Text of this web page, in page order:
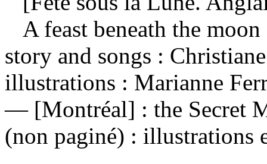
A feast beneath the
story and songs :
illustrations : Marianne
— [Montréal] : the Secret
(non paginé) : illustrations